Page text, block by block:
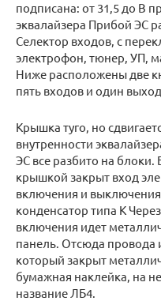
подписана: от 31,5 до В
эквалайзера Прибой ЭС
Селектор входов, с
электрофон, тюнер, УП,
Ниже расположены две
пять входов и один выход.
Крышка туго, но
внутренности
ЭС все разбито на
крышкой закрыт вход
включения и
конденсатор типа К
включения идет
панель. Отсюда провода
который закрыт
бумажная наклейка, на
название ЛБ4.